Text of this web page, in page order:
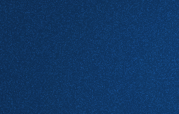
Проверочное слово*(Нажмите чтобы обновить)
Какие услуги вас интересуют
Комментарий